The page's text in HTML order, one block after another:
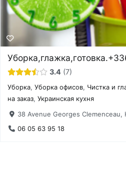
3.4 7
Уборка,Уборка офисов, Чистка и
на заказ,Украинская кухня
38 Avenue Georges
06 05 63 95 18